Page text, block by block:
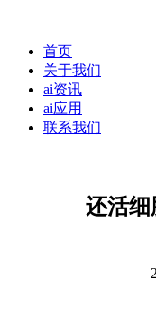
首页
关于我们
ai资讯
ai应用
联系我们
还活细